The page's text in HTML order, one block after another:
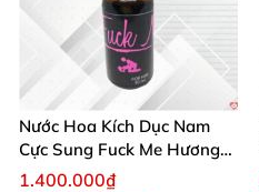
Nước Hoa Kích Dục Nam
Cực Sung Fuck Me Hương
Thơm Gợi Tình
1.400.000₫